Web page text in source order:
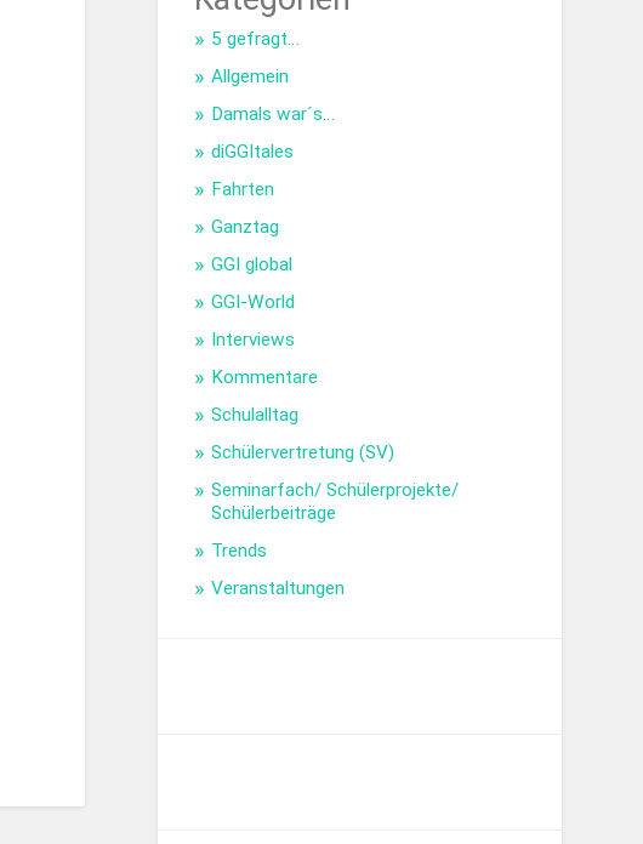
5 gefragt…
Allgemein
Damals war´s…
diGGItales
Fahrten
Ganztag
GGI global
GGI-World
Interviews
Kommentare
Schulalltag
Schülervertretung (SV)
Seminarfach/ Schülerprojekte/
Schülerbeiträge
Trends
Veranstaltungen